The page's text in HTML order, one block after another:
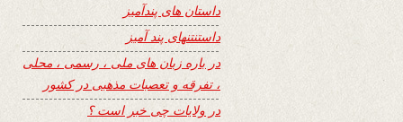
داستان های پندآمیز
داستنتنهای پند آمیز
در باره زبان های ملی ، رسمی ، محلی
، تفرقه و تعصبات مذهبی در کشور
در ولایات چی خبر است ؟